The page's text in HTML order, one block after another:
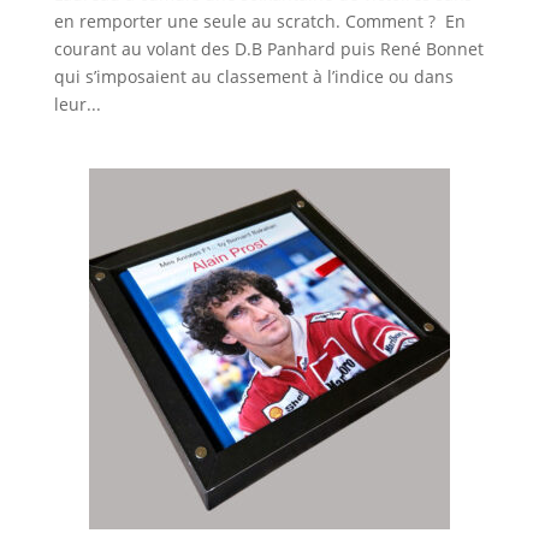
en remporter une seule au scratch. Comment ? En
courant au volant des D.B Panhard puis René Bonnet
qui s’imposaient au classement à l’indice ou dans
leur...